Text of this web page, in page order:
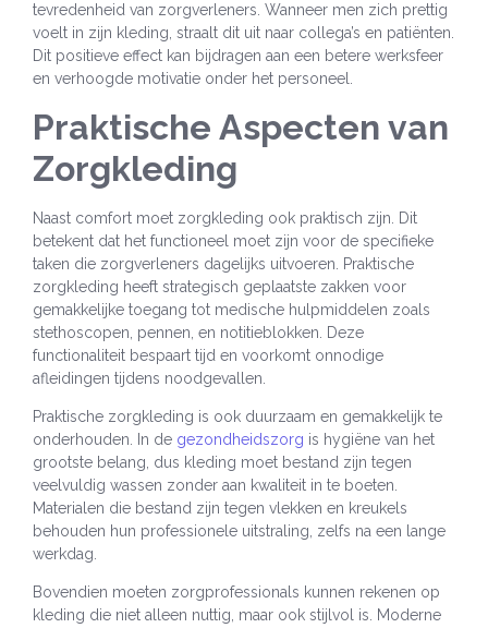
tevredenheid van zorgverleners. Wanneer men zich prettig
voelt in zijn kleding, straalt dit uit naar collega’s en patiënten.
Dit positieve effect kan bijdragen aan een betere werksfeer
en verhoogde motivatie onder het personeel.
Praktische Aspecten van
Zorgkleding
Naast comfort moet zorgkleding ook praktisch zijn. Dit
betekent dat het functioneel moet zijn voor de specifieke
taken die zorgverleners dagelijks uitvoeren. Praktische
zorgkleding heeft strategisch geplaatste zakken voor
gemakkelijke toegang tot medische hulpmiddelen zoals
stethoscopen, pennen, en notitieblokken. Deze
functionaliteit bespaart tijd en voorkomt onnodige
afleidingen tijdens noodgevallen.
Praktische zorgkleding is ook duurzaam en gemakkelijk te
onderhouden. In de gezondheidszorg is hygiëne van het
grootste belang, dus kleding moet bestand zijn tegen
veelvuldig wassen zonder aan kwaliteit in te boeten.
Materialen die bestand zijn tegen vlekken en kreukels
behouden hun professionele uitstraling, zelfs na een lange
werkdag.
Bovendien moeten zorgprofessionals kunnen rekenen op
kleding die niet alleen nuttig, maar ook stijlvol is. Moderne